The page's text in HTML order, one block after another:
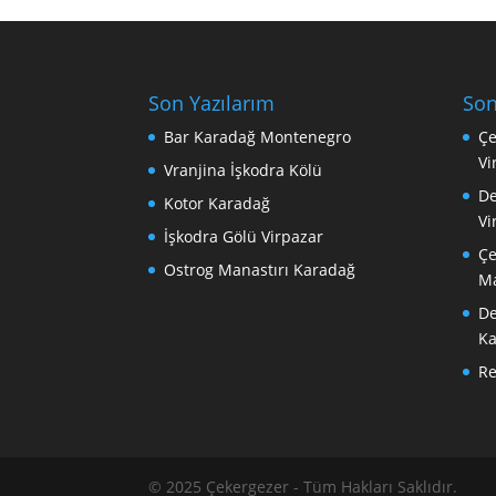
Son Yazılarım
Bar Karadağ Montenegro
Vranjina İşkodra Kölü
Kotor Karadağ
İşkodra Gölü Virpazar
Ostrog Manastırı Karadağ
© 2025 Çekergezer - Tüm Hakları Saklıdır.